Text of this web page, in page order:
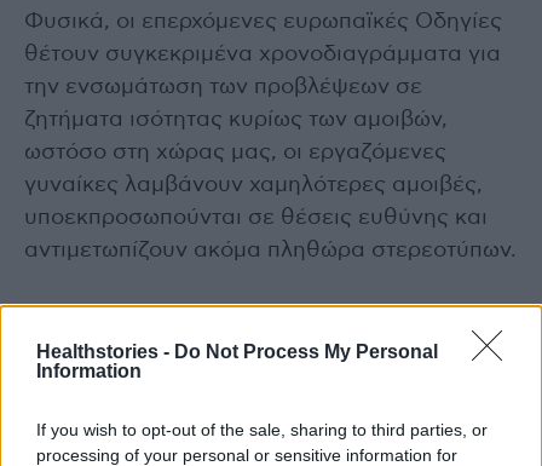
Healthstories - Do Not Process My Personal
Information
If you wish to opt-out of the sale, sharing to third parties, or
processing of your personal or sensitive information for
Φυσικά, οι επερχόμενες ευρωπαϊκές Οδηγίες
θέτουν συγκεκριμένα χρονοδιαγράμματα για
την ενσωμάτωση των προβλέψεων σε
ζητήματα ισότητας κυρίως των αμοιβών,
ωστόσο στη χώρας μας, οι εργαζόμενες
γυναίκες λαμβάνουν χαμηλότερες αμοιβές,
υποεκπροσωπούνται σε θέσεις ευθύνης και
αντιμετωπίζουν ακόμα πληθώρα στερεοτύπων.
νοοτροπίας μας. Να αντιληφθούμε ότι οι
γυναίκες μπορούν να βρεθούν σε θέσεις
αντιμετωπίζουμε ισότιμα ως επαγγελματίες